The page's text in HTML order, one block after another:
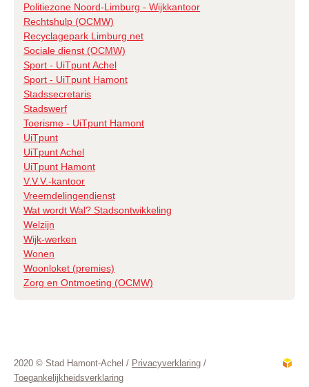
Politiezone Noord-Limburg - Wijkkantoor
Rechtshulp (OCMW)
Recyclagepark Limburg.net
Sociale dienst (OCMW)
Sport - UiTpunt Achel
Sport - UiTpunt Hamont
Stadssecretaris
Stadswerf
Toerisme - UiTpunt Hamont
UiTpunt
UiTpunt Achel
UiTpunt Hamont
V.V.V.-kantoor
Vreemdelingendienst
Wat wordt Wal? Stadsontwikkeling
Welzijn
Wijk-werken
Wonen
Woonloket (premies)
Zorg en Ontmoeting (OCMW)
2020 © Stad Hamont-Achel / Privacyverklaring /
Toegankelijkheidsverklaring